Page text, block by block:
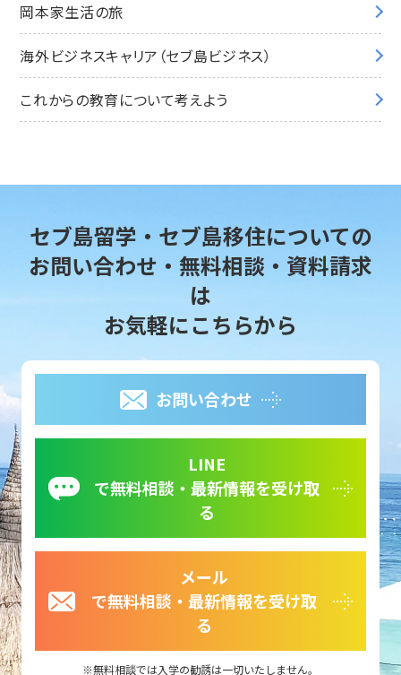
岡本家生活の旅
海外ビジネスキャリア（セブ島ビジネス）
これからの教育について考えよう
セブ島留学・セブ島移住についての
お問い合わせ・無料相談・資料請求
は
お気軽にこちらから
お問い合わせ
LINE
で無料相談・最新情報を受け取
る
メール
で無料相談・最新情報を受け取
る
無料相談では入学の勧誘は一切いたしません。